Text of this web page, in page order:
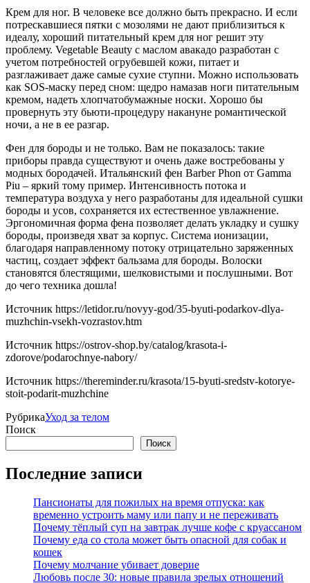
Крем для ног. В человеке все должно быть прекрасно. И если
потрескавшиеся пятки с мозолями не дают приблизиться к
идеалу, хороший питательный крем для ног решит эту
проблему. Vegetable Beauty с маслом авакадо разработан с
учетом потребностей огрубевшей кожи, питает и
разглаживает даже самые сухие ступни. Можно использовать
как SOS-маску перед сном: щедро намазав ноги питательным
кремом, надеть хлопчатобумажные носки. Хорошо бы
провернуть эту бьюти-процедуру накануне романтической
ночи, а не в ее разгар.
Фен для бороды и не только. Вам не показалось: такие
приборы правда существуют и очень даже востребованы у
модных бородачей. Итальянский фен Barber Phon от Gamma
Piu – яркий тому пример. Интенсивность потока и
температура воздуха у него разработаны для идеальной сушки
бороды и усов, сохраняется их естественное увлажнение.
Эргономичная форма фена позволяет делать укладку и сушку
бороды, произведя хват за корпус. Система ионизации,
благодаря направленному потоку отрицательно заряженных
частиц, создает эффект бальзама для бороды. Волоски
становятся блестящими, шелковистыми и послушными. Вот
до чего техника дошла!
Источник https://letidor.ru/novyy-god/35-byuti-podarkov-dlya-
muzhchin-vsekh-vozrastov.htm
Источник https://ostrov-shop.by/catalog/krasota-i-
zdorove/podarochnye-nabory/
Источник https://thereminder.ru/krasota/15-byuti-sredstv-kotorye-
stoit-podarit-muzhchine
РубрикаУход за телом
Поиск
Поиск
Последние записи
Пансионаты для пожилых на время отпуска: как
временно устроить маму или папу и не переживать
Почему тёплый суп на завтрак лучше кофе с круассаном
Почему еда со стола может быть опасной для собак и
кошек
Почему молчание убивает доверие
Любовь после 30: новые правила зрелых отношений